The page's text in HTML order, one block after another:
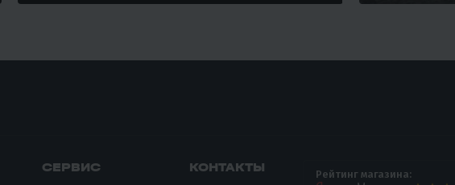
СЕРВИС КОНТАКТЫ Рейтинг магазина: